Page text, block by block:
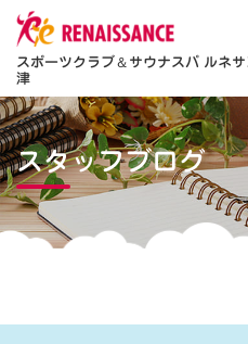
スポーツクラブ＆サウナスパ ルネ
津
スタッフブログ